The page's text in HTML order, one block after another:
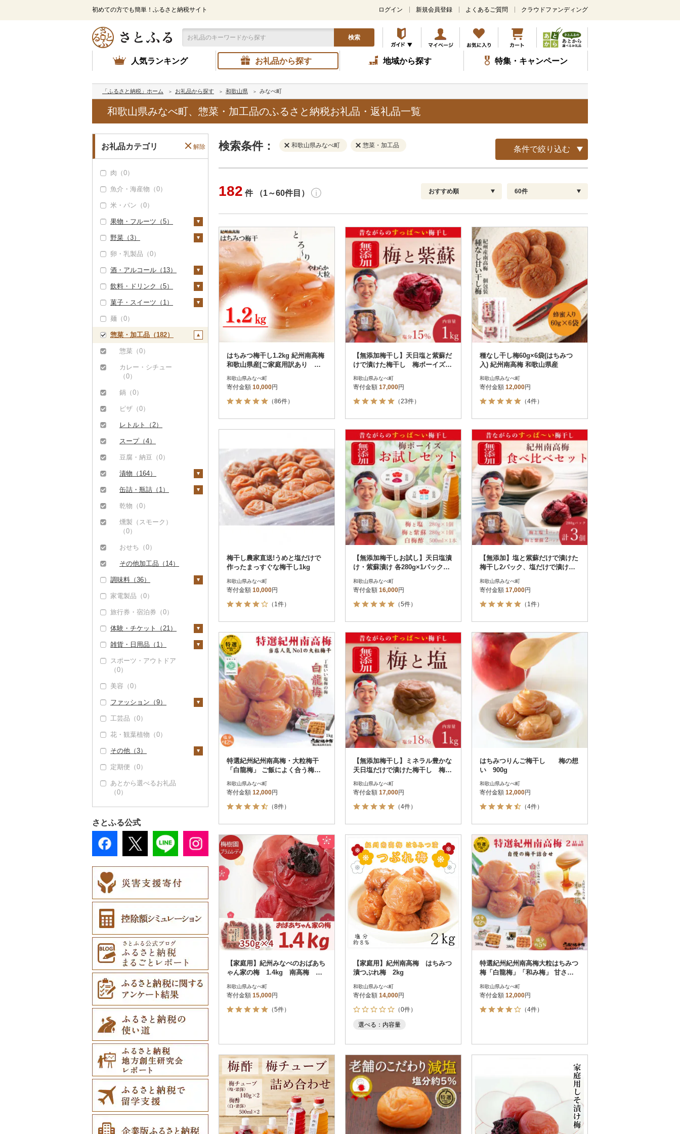
初めての方でも簡単！ふるさと納税サイト
メ
ン
コ
ン
テ
ツ
ッ
ログイン 新規会員登録 よくあるご質問 クラウドファンディング
検索
人気ランキング お礼品から探す 地域から探す 特集・キャンペーン
「ふるさと納税」ホーム お礼品から探す 和歌山県 みなべ町
和歌山県みなべ町、惣菜・加工品のふるさと納税お礼品・返礼品一覧
お礼品カテゴリ 解除
肉（0）
魚介・海産物（0）
米・パン（0）
果物・フルーツ（5）
ぶどう・マスカット
さくらんぼ（0）
梨（0）
みかん・柑橘（0）
すいか（0）
キウイ（0）
柿（カキ）（0）
ドライフルーツ（0）
その他果物（5）
びわ（0）
ブルーベリー（2）
パイナップル（0）
栗（0）
野菜（3）
いも（0）
トマト（0）
玉ねぎ（0）
ねぎ（0）
とうもろこし（0）
根菜（0）
アスパラガス（0）
豆（1）
卵・乳製品（0）
酒・アルコール（13）
ビール・発泡酒（0）
日本酒（0）
焼酎（0）
梅酒（11）
泡盛（0）
ワイン（0）
（0）
甘酒（0）
ノンアルコール（0）
その他酒（2）
飲料・ドリンク（5）
水・ミネラルウォータ
コーヒー・コーヒー豆
（0）
茶（0）
果汁飲料（2）
ンジジュース）（0）
その他果汁飲料（2）
（3）
野菜ジュース（0）
炭酸飲料（0）
豆乳（0）
その他飲料・ジュース
（3）
菓子・スイーツ（1）
ケーキ（0）
クッキー（0）
焼き菓子（0）
プリン（0）
（0）
その他洋菓子（1）
煎餅・おかき（0）
羊羹（0）
饅頭（0）
大福（0）
麺（0）
惣菜・加工品（182）
惣菜（0）
カレー・シチュー
（0）
鍋（0）
ピザ（0）
レトルト（2）
スープ（4）
豆腐・納豆（0）
漬物（164）
梅干（163）
キムチ（0）
その他漬物（1）
缶詰・瓶詰（1）
肉（0）
魚（0）
（0）
乾物（0）
燻製（スモーク）
（0）
おせち（0）
その他加工品（14）
調味料（36）
砂糖（0）
塩（1）
醤油（6）
味噌（13）
酢（6）
こしょう（0）
その他調味料（2）
家電製品（0）
旅行券・宿泊券（0）
体験・チケット（21）
PayPay商品券（11）
食事券（0）
用券（0）
水族館（0）
動物園（0）
釣り（0）
ダイビング（0）
スキーチケット・リフ
ゴルフプレー券（0）
花火大会チケット
（0）
カタログギフト（0）
その他体験・チケット
雑貨・日用品（1）
家具・インテリア
（1）
タンス（0）
机・テーブル（0）
椅子・チェア・ソファ
ア（1）
寝具（0）
タオル（0）
文房具・印鑑（0）
食器（0）
キッチン用品（0）
日用品（0）
楽器・器材（0）
（0）
ご当地キャラクター
（0）
ベビー用品（0）
ペット用品（0）
防災グッズ（0）
その他雑貨（0）
スポーツ・アウトドア
（0）
美容（0）
ファッション（9）
鞄・バッグ（1）
トートバッグ・ショル
ツケース（0）
その他鞄・バッグ
（0）
洋服（8）
女性・レディース
子供・ベビー（0）
その他洋服（8）
和服（0）
靴・履物（0）
アクセサリー（0）
工芸品（0）
花・観葉植物（0）
その他（3）
地域サービス（3）
その他（0）
定期便（0）
あとから選べるお礼品
（0）
さとふる公式
検索条件： 和歌山県みなべ町 惣菜・加工品 条件で絞り込む
決済方法
PayPay
クレジットカード決済
Amazon Pay
楽天ペイ
メルペイ
コンビニ支払い
ソフトバンクまとめて支払い
d払い
金融機関(Pay-easy決済)
解除
発送種別 解除
通常
冷蔵便
冷凍便
配送指定 解除
お届け日時指定可
お届け時間帯指定可
発送される月指定可
その他
さとふる限定のお礼品
定期便
さとふるアプリdeワンストップ申請
対象
結果を見る（
182 件 （1～60件目） おすすめ順
新着順
レビュー評価順
寄付金額が高い順
寄付金額が低い順
60件
60
90
120
はちみつ梅干し1.2kg 紀州南高梅
和歌山県産[ご家庭用訳あり は
ちみつ梅]
和歌山県みなべ町
寄付金額 10,000円
（86件）
【無添加梅干し】天日塩と紫蘇だ
けで漬けた梅干し 梅ボーイズ|
南高梅
和歌山県みなべ町
寄付金額 17,000円
（23件）
種なし干し梅60g×6袋(はちみつ
入) 紀州南高梅 和歌山県産
和歌山県みなべ町
寄付金額 12,000円
（4件）
梅干し農家直送!うめと塩だけで
作ったまっすぐな梅干し1kg
和歌山県みなべ町
寄付金額 10,000円
（1件）
【無添加梅干しお試し】天日塩漬
け・紫蘇漬け 各280g×1パック、
和歌山県みなべ町
寄付金額 16,000円
（5件）
【無添加】塩と紫蘇だけで漬けた
梅干し2パック、塩だけで漬けた
和歌山県みなべ町
寄付金額 17,000円
（1件）
特選紀州紀州南高梅・大粒梅干
「白龍梅」 ご飯によく合う梅干
和歌山県みなべ町
寄付金額 12,000円
（8件）
【無添加梅干し】ミネラル豊かな
天日塩だけで漬けた梅干し 梅ボ
和歌山県みなべ町
寄付金額 17,000円
（4件）
はちみつりんご梅干し 梅の想
い 900g
和歌山県みなべ町
寄付金額 12,000円
（4件）
【家庭用】紀州みなべのおばあち
ゃん家の梅 1.4kg 南高梅 し
和歌山県みなべ町
寄付金額 15,000円
（5件）
【家庭用】紀州南高梅 はちみつ
漬つぶれ梅 2kg
和歌山県みなべ町
寄付金額 14,000円
（0件）
選べる：内容量
特選紀州紀州南高梅大粒はちみつ
梅「白龍梅」「和み梅」 甘さ
産)
和歌山県みなべ町
寄付金額 12,000円
（4件）